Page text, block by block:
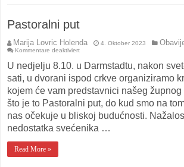
Pastoralni put
Marija Lovric Holenda 4. Oktober 2023
Kommentare deaktiviertfür
put
U nedjelju 8.10. u Darmstadtu, nakon
sati, u dvorani ispod crkve organiziramo
kojem će vam predstavnici našeg
što je to Pastoralni put, do kud smo na
nas očekuje u bliskoj budućnosti.
nedostatka svećenika …
Read More »